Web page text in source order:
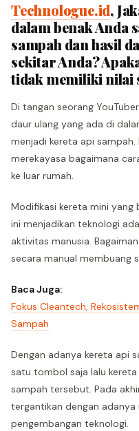
Technologue.id,
dalam benak Anda
sampah dan hasil
sekitar Anda?
tidak memiliki nilai
Di tangan seorang
daur ulang yang ada di
menjadi kereta api
merekayasa bagaimana
ke luar rumah.
Modifikasi kereta mini
ini menjadikan teknologi
aktivitas manusia.
secara manual membuang
Baca Juga:
Fokus Cleantech,
Sampah
Dengan adanya kereta api
satu tombol saja lalu
sampah tersebut. Pada
tergantikan dengan
pengembangan teknologi.